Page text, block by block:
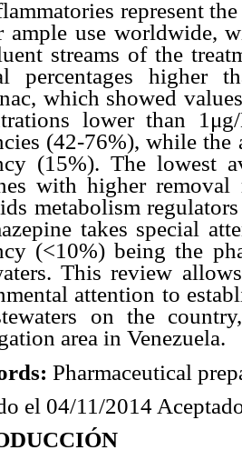
represent
ample use worldwide,
streams of the
percentages
which showed
lower than
(42-76%), while
(15%). The lowest
with higher removal
metabolism
takes special
(<10%) being the
This review
attention to
on the
area in Venezuela.
Pharmaceutical
el 04/11/2014